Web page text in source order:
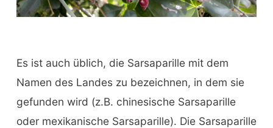
Es ist auch üblich, die Sarsaparille mit dem
Namen des Landes zu bezeichnen, in dem sie
gefunden wird (z.B. chinesische Sarsaparille
oder mexikanische Sarsaparille). Die Sarsaparille